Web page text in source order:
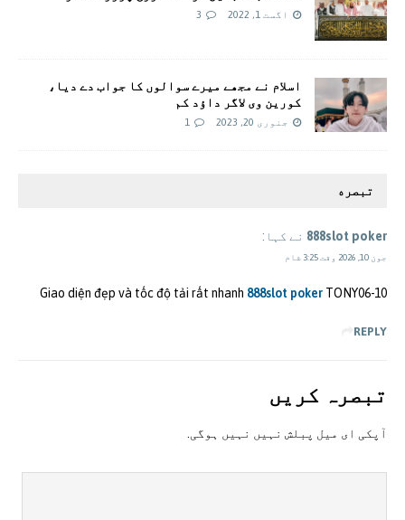
اگست 1, 2022 3
اسلام نے مجھے میرے سوالوں کا جواب دے دیا،
کورین وی لاگر داؤد کم
جنوری 20, 2023 1
تبصره
888slot poker نے کہا:
جون 10, 2026 وقت 3:25 شام
Giao diện đẹp và tốc độ tải rất nhanh 888slot poker TONY06-10
REPLY
تبصرہ کريں
آپکی ای ميل پبلش نہيں نہيں ہوگی.